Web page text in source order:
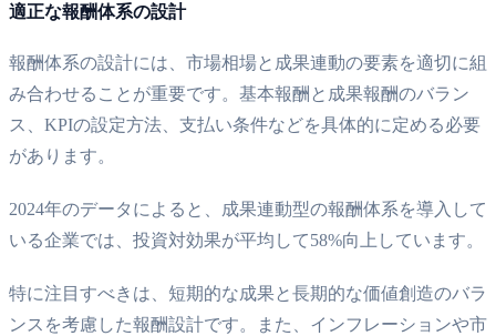
適正な報酬体系の設計
報酬体系の設計には、市場相場と成果連動の要素を適切に組
み合わせることが重要です。基本報酬と成果報酬のバラン
ス、KPIの設定方法、支払い条件などを具体的に定める必要
があります。
2024年のデータによると、成果連動型の報酬体系を導入して
いる企業では、投資対効果が平均して58%向上しています。
特に注目すべきは、短期的な成果と長期的な価値創造のバラ
ンスを考慮した報酬設計です。また、インフレーションや市